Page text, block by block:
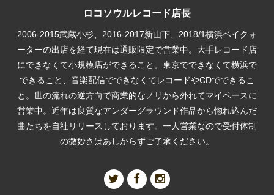
ロコソウルレコード店長
2006-2015武蔵小杉、2016-2017新山下、2018/1横浜ベイクォ
ーターの出店を経て現在は通販限定で営業中。大手レコード店
にできなくて小規模店ができること。東京でできなくて横浜で
できること、音楽配信でできなくてレコードやCDでできるこ
と。世の流れの逆方向で商業的なノリから外れてマイペースに
営業中。近年は良質なアンダーグラウンド作品から惚れ込んだ
曲たちを自社リリースしております。一人営業なので受付体制
の微妙さはあしからずご了承ください。